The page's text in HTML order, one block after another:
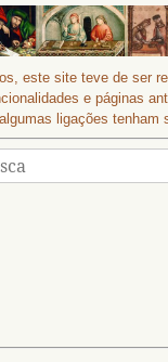
este site teve de ser
e páginas
ligações tenham